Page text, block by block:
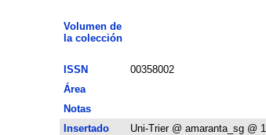
Volumen de
la colección
ISSN 00358002
Área
Notas
Insertado
Uni-Trier @ amaranta_sg @